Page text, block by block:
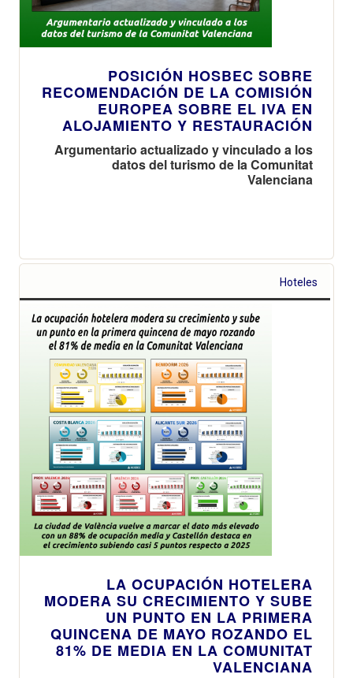
POSICIÓN HOSBEC SOBRE
RECOMENDACIÓN DE LA COMISIÓN
EUROPEA SOBRE EL IVA EN
ALOJAMIENTO Y RESTAURACIÓN
Argumentario actualizado y vinculado a los
datos del turismo de la Comunitat
Valenciana
Hoteles
LA OCUPACIÓN HOTELERA
MODERA SU CRECIMIENTO Y SUBE
UN PUNTO EN LA PRIMERA
QUINCENA DE MAYO ROZANDO EL
81% DE MEDIA EN LA COMUNITAT
VALENCIANA